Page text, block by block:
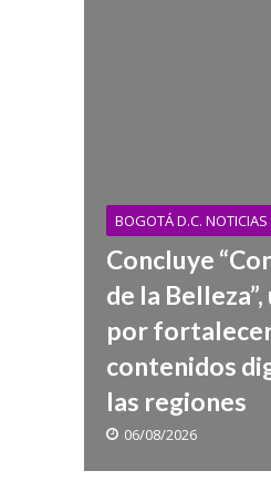
BOGOTÁ D.C. NOTICIAS
Concluye
de la
por
contenidos
las regiones
06/08/2026